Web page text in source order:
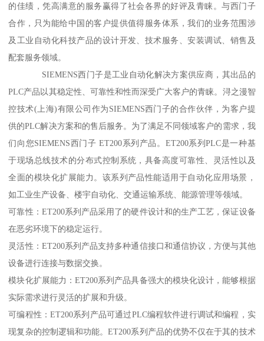
的佳绩，凭高满意的服务赢得了社会各界的好评及青睐。与西门子
合作，只为能给中国的客户提供值得服务体系，我们的业务范围涉
及工业自动化科技产品的设计开发、技术服务、安装调试、销售及
配套服务领域。
SIEMENS西门子是工业自动化解决方案供应商，其出品的
PLC产品以其稳定性、可靠性和性而深受广大客户的青睐。浔之漫智
控技术(上海)有限公司作为SIEMENS西门子的合作伙伴，为客户提
供的PLC解决方案和的售后服务。为了满足不同领域客户的需求，我
们向您SIEMENS西门子 ET200系列产品。ET200系列PLC是一种基
于现场总线技术的分布式控制系统，具备高度可靠性、灵活性以及
全面的模块化扩展能力。该系列产品性能适用于自动化应用场景，
如工业生产设备、楼宇自动化、交通运输系统、能源管理等领域。
可靠性：ET200系列产品采用了的硬件设计和的生产工艺，保证设备
在恶劣环境下的稳定运行。
灵活性：ET200系列产品支持多种通信接口和通信协议，方便与其他
设备进行连接与数据交换。
模块化扩展能力：ET200系列产品具备强大的模块化设计，能够根据
实际需求进行灵活的扩展和升级。
可编程性：ET200系列产品可通过PLC编程软件进行调试和编程，实
现复杂的控制逻辑和功能。ET200系列产品的优势不仅在于其的技术